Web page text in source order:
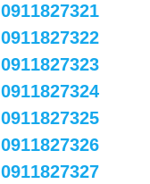
0911827321
0911827322
0911827323
0911827324
0911827325
0911827326
0911827327